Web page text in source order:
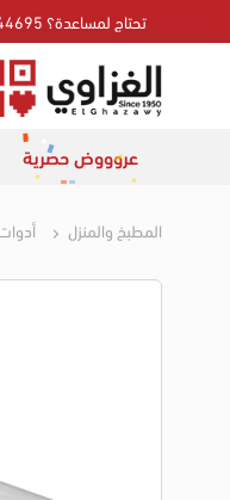
تحتاج لمساعدة؟ 01204444695
عروووض حصرية
المطبخ والمنزل